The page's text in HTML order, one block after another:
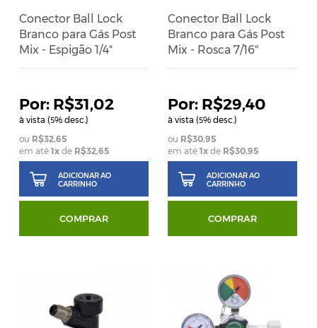
Conector Ball Lock
Branco para Gás Post
Mix - Espigão 1/4"
R$31,02
à vista (5% desc.)
R$32,65
em até1x de R$32,65
ADICIONAR AO
CARRINHO
COMPRAR
Conector Ball Lock
Branco para Gás Post
Mix - Rosca 7/16"
R$29,40
à vista (5% desc.)
R$30,95
em até 1xde R$30,95
ADICIONAR AO
CARRINHO
COMPRAR